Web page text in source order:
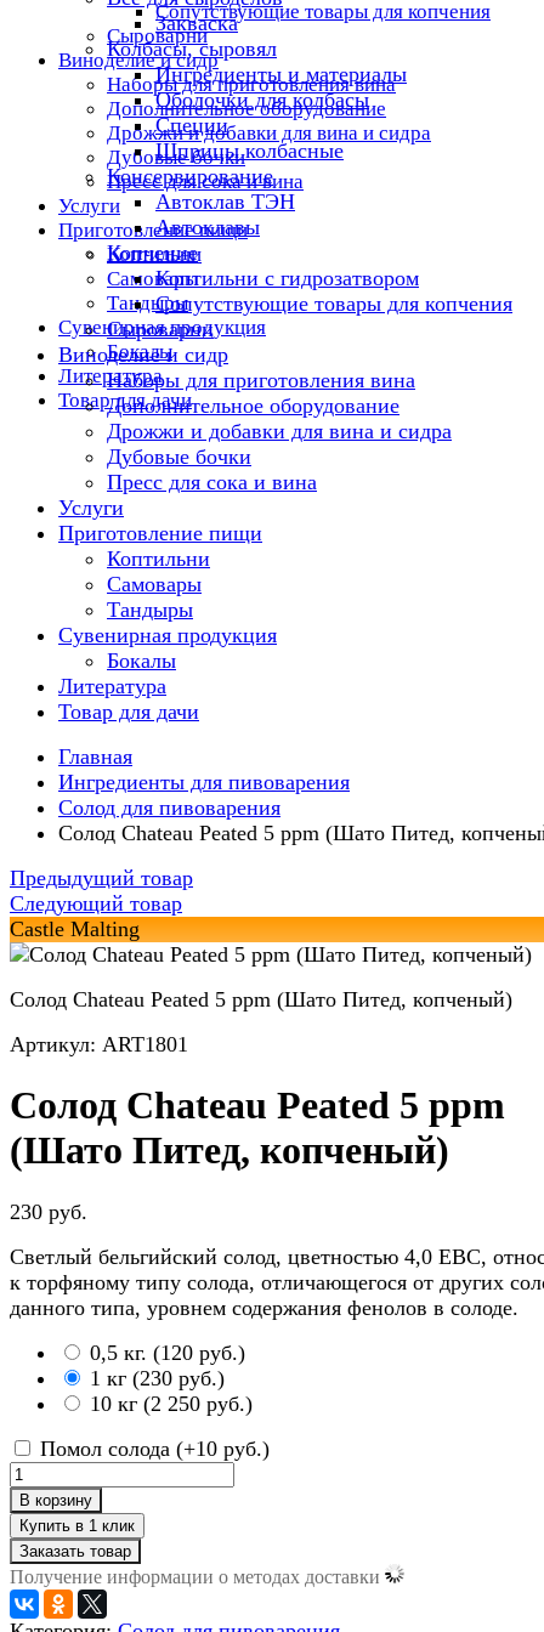
Сопутствующие товары для копчения
Сыроварни
Виноделие и сидр
Наборы для приготовления вина
Дополнительное оборудование
Дрожжи и добавки для вина и сидра
Дубовые бочки
Пресс для сока и вина
Услуги
Приготовление пищи
Коптильни
Самовары
Тандыры
Сувенирная продукция
Бокалы
Литература
Товар для дачи
Закваска
Колбасы, сыровял
Ингредиенты и материалы
Оболочки для колбасы
Специи
Шприцы колбасные
Консервирование
Автоклав ТЭН
Автоклавы
Копчение
Коптильни с гидрозатвором
Сопутствующие товары для копчения
Сыроварни
Виноделие и сидр
Наборы для приготовления вина
Дополнительное оборудование
Дрожжи и добавки для вина и сидра
Дубовые бочки
Пресс для сока и вина
Услуги
Приготовление пищи
Коптильни
Самовары
Тандыры
Сувенирная продукция
Бокалы
Литература
Товар для дачи
Главная
Ингредиенты для пивоварения
Солод для пивоварения
Солод Chateau Peated 5 ppm (Шато Питед,
Предыдущий товар
Следующий товар
Castle Malting
Солод Chateau Peated 5 ppm (Шато Питед, копченый)
Артикул: ART1801
Солод Chateau Peated 5 ppm
(Шато Питед, копченый)
230 руб.
Светлый бельгийский солод, цветностью 4,0 EBC,
к торфяному типу солода, отличающегося от других
данного типа, уровнем содержания фенолов в солоде.
0,5 кг. (120 руб.)
1 кг (230 руб.)
10 кг (2 250 руб.)
Помол солода (+10 руб.)
В корзину
Заказать товар
Получение информации о методах доставки